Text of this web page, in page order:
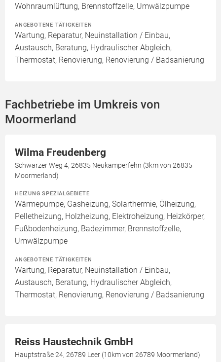
Wohnraumlüftung, Brennstoffzelle, Umwälzpumpe
ANGEBOTENE TÄTIGKEITEN
Wartung, Reparatur, Neuinstallation / Einbau,
Austausch, Beratung, Hydraulischer Abgleich,
Thermostat, Renovierung, Renovierung / Badsanierung
Fachbetriebe im Umkreis von
Moormerland
Wilma Freudenberg
Schwarzer Weg 4, 26835 Neukamperfehn (3km von 26835
Moormerland)
HEIZUNG SPEZIALGEBIETE
Wärmepumpe, Gasheizung, Solarthermie, Ölheizung,
Pelletheizung, Holzheizung, Elektroheizung, Heizkörper,
Fußbodenheizung, Badezimmer, Brennstoffzelle,
Umwälzpumpe
ANGEBOTENE TÄTIGKEITEN
Wartung, Reparatur, Neuinstallation / Einbau,
Austausch, Beratung, Hydraulischer Abgleich,
Thermostat, Renovierung, Renovierung / Badsanierung
Reiss Haustechnik GmbH
Hauptstraße 24, 26789 Leer (10km von 26789 Moormerland)